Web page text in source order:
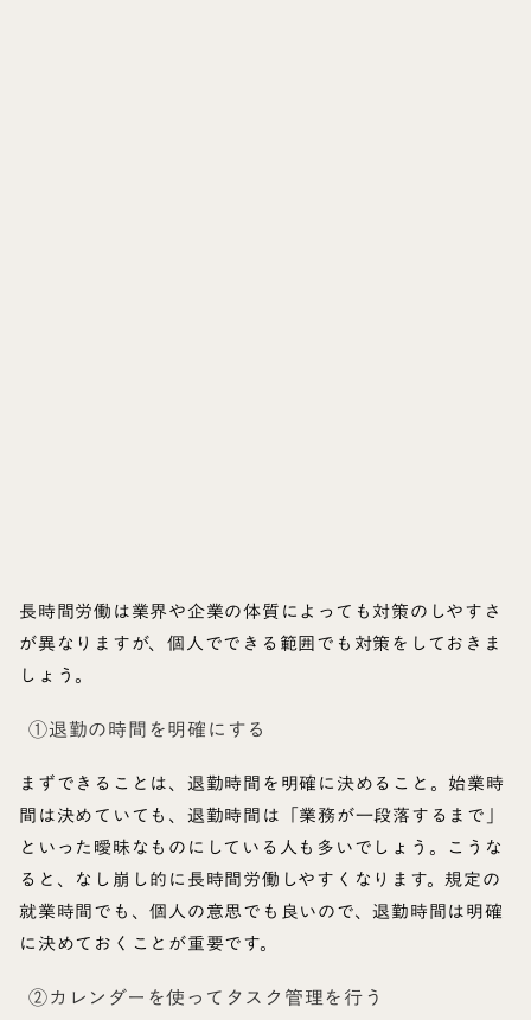
長時間労働は業界や企業の体質によっても対策のしやすさ
が異なりますが、個人でできる範囲でも対策をしておきま
しょう。
①退勤の時間を明確にする
まずできることは、退勤時間を明確に決めること。始業時
間は決めていても、退勤時間は「業務が一段落するまで」
といった曖昧なものにしている人も多いでしょう。こうな
ると、なし崩し的に長時間労働しやすくなります。規定の
就業時間でも、個人の意思でも良いので、退勤時間は明確
に決めておくことが重要です。
②カレンダーを使ってタスク管理を行う